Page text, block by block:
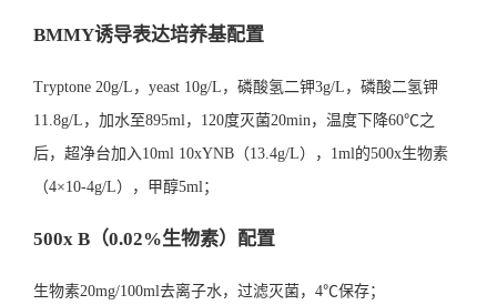
BMMY诱导表达培养基配置
Tryptone 20g/L，yeast 10g/L，磷酸氢二钾3g/L，磷酸二氢钾
11.8g/L，加水至895ml，120度灭菌20min，温度下降60℃之
后，超净台加入10ml 10xYNB（13.4g/L），1ml的500x生物素
（4×10-4g/L），甲醇5ml；
500x B（0.02%生物素）配置
生物素20mg/100ml去离子水，过滤灭菌，4℃保存；